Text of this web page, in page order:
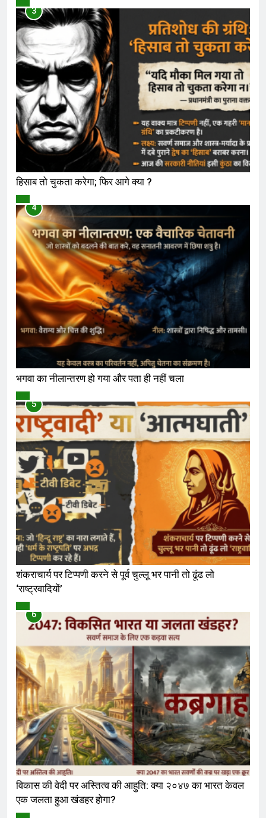
3
हिसाब तो चुकता करेगा; फिर आगे क्या ?
4
भगवा का नीलान्तरण हो गया और पता ही नहीं चला
5
शंकराचार्य पर टिप्पणी करने से पूर्व चुल्लू भर पानी तो ढूंढ लो
‘राष्ट्रवादियों’
6
विकास की वेदी पर अस्तित्व की आहुति: क्या २०४७ का भारत केवल
एक जलता हुआ खंडहर होगा?